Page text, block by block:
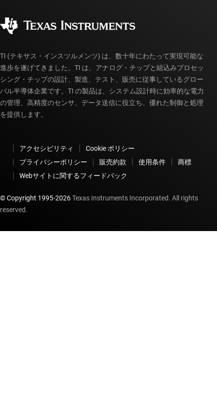
myTI アカウントの FAQ
TI (テキサス・インスツルメンツ) は、数十年にわたって実現可能な
進歩を遂げてきました。TI は、アナログ・チップと組込みプロセッ
シング・チップの設計、製造、テスト、販売に従事しているグロー
バル半導体企業です。TI の製品は、システム設計時に効率的な電力
の管理、高精度のセンサ、データ送信に役立ち、優れた制御と処理
を提供します。
アクセシビリティ
Cookie ポリシー
プライバシーポリシー
販売約款 使用条件
商標
Webサイトに関するフィードバック
© Copyright 1995-2026Texas Instruments Incorporated. All rights
reserved.